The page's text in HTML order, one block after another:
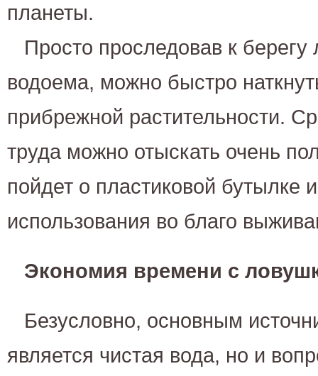
планеты.
Просто проследовав к берегу
водоема, можно быстро
прибрежной растительности.
труда можно отыскать очень
пойдет о пластиковой бутылке
использования во благо
Экономия времени с
Безусловно, основным
является чистая вода, но и